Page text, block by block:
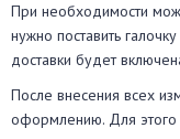
При необходимости
нужно поставить
доставки будет
После внесения всех
оформлению. Для этого